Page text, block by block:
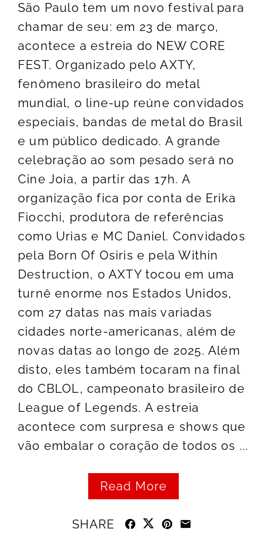
São Paulo tem um novo festival para
chamar de seu: em 23 de março,
acontece a estreia do NEW CORE
FEST. Organizado pelo AXTY,
fenômeno brasileiro do metal
mundial, o line-up reúne convidados
especiais, bandas de metal do Brasil
e um público dedicado. A grande
celebração ao som pesado será no
Cine Joia, a partir das 17h. A
organização fica por conta de Erika
Fiocchi, produtora de referências
como Urias e MC Daniel. Convidados
pela Born Of Osiris e pela Within
Destruction, o AXTY tocou em uma
turnê enorme nos Estados Unidos,
com 27 datas nas mais variadas
cidades norte-americanas, além de
novas datas ao longo de 2025. Além
disto, eles também tocaram na final
do CBLOL, campeonato brasileiro de
League of Legends. A estreia
acontece com surpresa e shows que
vão embalar o coração de todos os ...
Read More
SHARE